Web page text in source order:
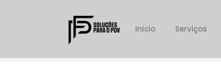
Inicio Serviços